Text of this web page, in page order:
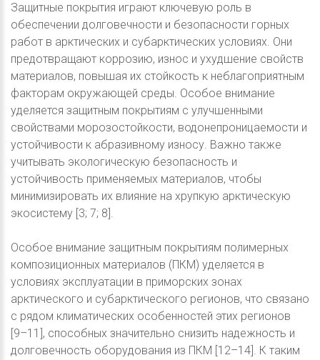
Защитные покрытия играют ключевую роль в
обеспечении долговечности и безопасности горных
работ в арктических и субарктических условиях. Они
предотвращают коррозию, износ и ухудшение свойств
материалов, повышая их стойкость к неблагоприятным
факторам окружающей среды. Особое внимание
уделяется защитным покрытиям с улучшенными
свойствами морозостойкости, водонепроницаемости и
устойчивости к абразивному износу. Важно также
учитывать экологическую безопасность и
устойчивость применяемых материалов, чтобы
минимизировать их влияние на хрупкую арктическую
экосистему [3; 7; 8].
Особое внимание защитным покрытиям полимерных
композиционных материалов (ПКМ) уделяется в
условиях эксплуатации в приморских зонах
арктического и субарктического регионов, что связано
с рядом климатических особенностей этих регионов
[9–11], способных значительно снизить надежность и
долговечность оборудования из ПКМ [12–14]. К таким